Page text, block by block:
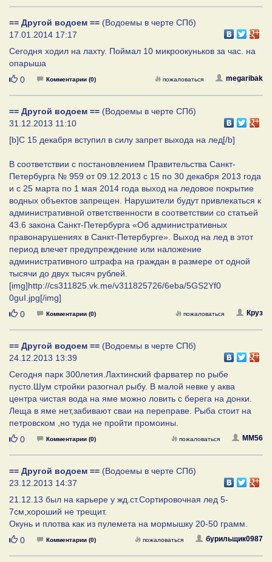
== Другой водоем == (Водоемы в черте СПб)
17.01.2014 17:17
Сегодня ходил на лахту. Поймал 10 микроокуньков за час. на
опарыша
Нравится
0 Комментарии (0) megaribak
пожаловаться
== Другой водоем == (Водоемы в черте СПб)
31.12.2013 11:10
[b]С 15 декабря вступил в силу запрет выхода на лед[/b]
В соответствии с постановлением Правительства Санкт-
Петербурга № 959 от 09.12.2013 с 15 по 30 декабря 2013 года
и с 25 марта по 1 мая 2014 года выход на ледовое покрытие
водных объектов запрещен. Нарушители будут привлекаться к
административной ответственности в соответствии со статьей
43.6 закона Санкт-Петербурга «Об административных
правонарушениях в Санкт-Петербурге». Выход на лед в этот
период влечет предупреждение или наложение
административного штрафа на граждан в размере от одной
тысячи до двух тысяч рублей.
[img]http://cs311825.vk.me/v311825726/6eba/5GS2Yf0
0guI.jpg[/img]
Нравится
0 Комментарии (0) Круз
пожаловаться
== Другой водоем == (Водоемы в черте СПб)
24.12.2013 13:39
Сегодня парк 300летия.Лахтинский фарватер по рыбе
пусто.Шум стройки разогнал рыбу. В малой невке у аква
центра чистая вода на яме можно ловить с берега на донки.
Леща в яме нет,забивают сваи на переправе. Рыба стоит на
петровском ,но туда не пройти промоины.
Нравится
0 Комментарии (0) MM56
пожаловаться
== Другой водоем == (Водоемы в черте СПб)
23.12.2013 14:37
21.12.13 был на карьере у жд.ст.Сортировочная лед 5-
7см,хороший не трещит.
Окунь и плотва как из пулемета на мормышку 20-50 грамм.
Нравится
0 Комментарии (0) бурильщик0987
пожаловаться